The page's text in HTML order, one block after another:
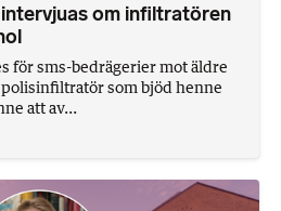
om infiltratören
för sms-bedrägerier mot äldre
som bjöd henne
att av...